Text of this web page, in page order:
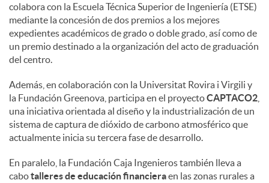
colabora con la Escuela Técnica Superior de Ingeniería (ETSE)
mediante la concesión de dos premios a los mejores
expedientes académicos de grado o doble grado, así como de
un premio destinado a la organización del acto de graduación
del centro.
Además, en colaboración con la Universitat Rovira i Virgili y
la Fundación Greenova, participa en el proyectoCAPTACO2
una iniciativa orientada al diseño y la industrialización de un
sistema de captura de dióxido de carbono atmosférico que
actualmente inicia su tercera fase de desarrollo.
En paralelo, la Fundación Caja Ingenieros también lleva a
cabotalleres de educación financieraen las zonas rurales a